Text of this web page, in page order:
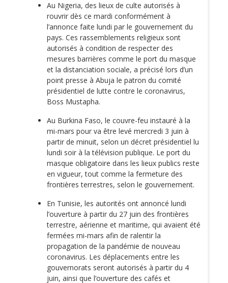
Au Nigeria, des lieux de culte autorisés à
rouvrir dès ce mardi conformément à
l’annonce faite lundi par le gouvernement du
pays. Ces rassemblements religieux sont
autorisés à condition de respecter des
mesures barrières comme le port du masque
et la distanciation sociale, a précisé lors d’un
point presse à Abuja le patron du comité
présidentiel de lutte contre le coronavirus,
Boss Mustapha.
Au Burkina Faso, le couvre-feu instauré à la
mi-mars pour va être levé mercredi 3 juin à
partir de minuit, selon un décret présidentiel lu
lundi soir à la télévision publique. Le port du
masque obligatoire dans les lieux publics reste
en vigueur, tout comme la fermeture des
frontières terrestres, selon le gouvernement.
En Tunisie, les autorités ont annoncé lundi
l’ouverture à partir du 27 juin des frontières
terrestre, aérienne et maritime, qui avaient été
fermées mi-mars afin de ralentir la
propagation de la pandémie de nouveau
coronavirus. Les déplacements entre les
gouvernorats seront autorisés à partir du 4
juin, ainsi que l’ouverture des cafés et